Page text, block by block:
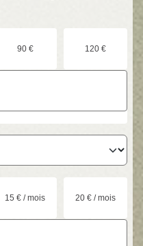
90 € 120 €
15 € / mois 20 € / mois